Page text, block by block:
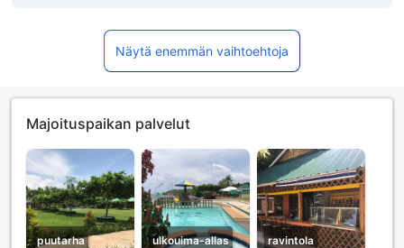
Näytä enemmän vaihtoehtoja
Majoituspaikan palvelut
puutarha ulkouima-allas ravintola